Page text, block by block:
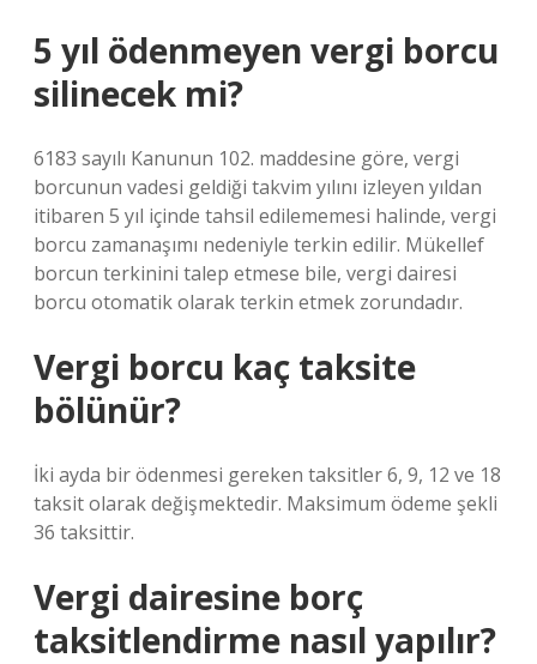
5 yıl ödenmeyen vergi borcu
silinecek mi?
6183 sayılı Kanunun 102. maddesine göre, vergi
borcunun vadesi geldiği takvim yılını izleyen yıldan
itibaren 5 yıl içinde tahsil edilememesi halinde, vergi
borcu zamanaşımı nedeniyle terkin edilir. Mükellef
borcun terkinini talep etmese bile, vergi dairesi
borcu otomatik olarak terkin etmek zorundadır.
Vergi borcu kaç taksite
bölünür?
İki ayda bir ödenmesi gereken taksitler 6, 9, 12 ve 18
taksit olarak değişmektedir. Maksimum ödeme şekli
36 taksittir.
Vergi dairesine borç
taksitlendirme nasıl yapılır?